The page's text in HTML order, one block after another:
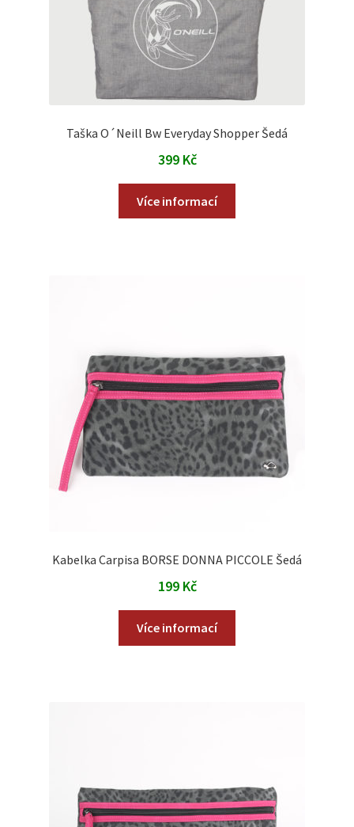
Taška O´Neill Bw Everyday Shopper Šedá
399 Kč
Více informací
Kabelka Carpisa BORSE DONNA PICCOLE Šedá
199 Kč
Více informací